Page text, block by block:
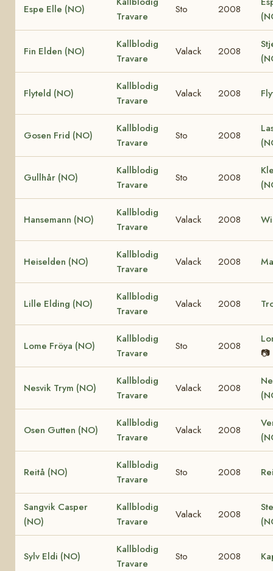
Espe Elle (NO)
Travare
Sto 2008
Fin Elden (NO)
Kallblodig
Travare
Valack 2008
Flyteld (NO)
Kallblodig
Travare
Valack 2008
Gosen Frid (NO)
Kallblodig
Travare
Sto 2008
Gullhår (NO)
Kallblodig
Travare
Sto 2008
Hansemann (NO)
Kallblodig
Travare
Valack 2008
Heiselden (NO)
Kallblodig
Travare
Valack 2008
Lille Elding (NO)
Kallblodig
Travare
Valack 2008
Lome Fröya (NO)
Kallblodig
Travare
Sto 2008
📷
Nesvik Trym (NO)
Kallblodig
Travare
Valack 2008
Osen Gutten (NO)
Kallblodig
Travare
Valack 2008
Reitå (NO)
Kallblodig
Travare
Sto 2008
Sangvik Casper
(NO)
Kallblodig
Travare
Valack 2008
Sylv Eldi (NO)
Kallblodig
Travare
Sto 2008